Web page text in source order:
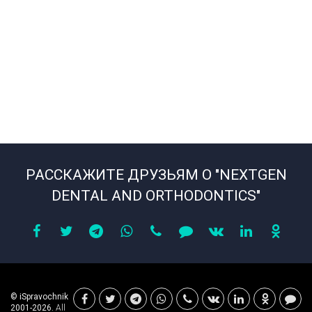
РАССКАЖИТЕ ДРУЗЬЯМ О "NEXTGEN
DENTAL AND ORTHODONTICS"
© iSpravochnik
2001-2026. All